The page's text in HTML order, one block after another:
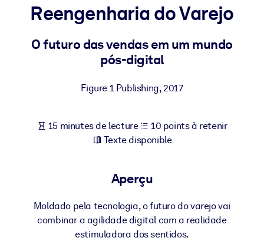
PAR SYSTÈME
LMS/LXP pour de meilleurs résultats d'apprentissage.
Enrichissez votre bibliothèque d'entreprise avec des
commerciales fiables et prêtes à l'emploi.
Alimentez vos systèmes d'IA avec des connaissances fiables et
Reengenharia do Varejo
O futuro das vendas em um mundo
pós-digital
Figure 1 Publishing,2017
15 minutes de lecture
10 points à retenir
Texte disponible
Aperçu
Moldado pela tecnologia, o futuro do varejo vai
combinar a agilidade digital com a realidade
estimuladora dos sentidos.